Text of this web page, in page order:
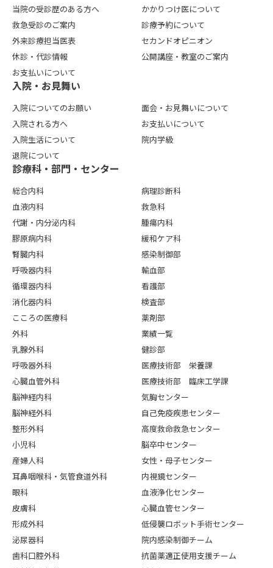
当院の受診歴のある方へ
救急受診のご案内
外来診療担当医表
休診・代診情報
お支払いについて
かかりつけ医について
診療予約について
セカンドオピニオン
公開講座・教室のご案内
⼊院・お⾒舞い
入院についてのお願い
入院される方へ
入院生活について
退院について
面会・お見舞いについて
お支払いについて
院内学級
診療科・部門・センター
総合内科
血液内科
代謝・内分泌内科
膠原病内科
腎臓内科
呼吸器内科
循環器内科
消化器内科
こころの医療科
外科
乳腺外科
呼吸器外科
心臓血管外科
脳神経内科
脳神経外科
整形外科
小児科
産婦人科
耳鼻咽喉科・気管食道外科
眼科
皮膚科
形成外科
泌尿器科
歯科口腔外科
病理診断科
救急科
腫瘍内科
緩和ケア科
感染制御部
輸血部
看護部
検査部
薬剤部
業績一覧
健診部
医療技術部 栄養課
医療技術部 臨床工学課
気胸センター
自己免疫疾患センター
高度救命救急センター
脳卒中センター
女性・母子センター
内視鏡センター
血液浄化センター
心臓血管センター
低侵襲ロボット手術センター
院内感染制御チーム
抗菌薬適正使用支援チーム